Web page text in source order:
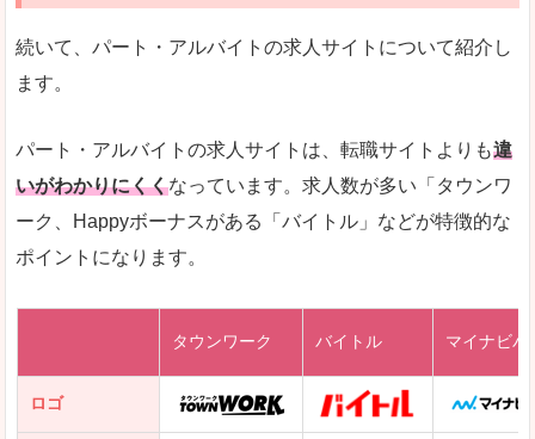
使いやすさ
求人を含んだページを見てみる
ファルマスタッフ
薬キャリ(エムスリー)
ファーマキャリア
レバテックキャリア
DODAエンジニア IT
続いて、パート・アルバイトの求人サイトについて紹介し
ます。
パート・アルバイトの求人サイトは、転職サイトよりも違
いがわかりにくくなっています。求人数が多い「タウンワ
ーク、Happyボーナスがある「バイトル」などが特徴的な
ポイントになります。
タウンワーク バイトル マイナビバ
ロゴ